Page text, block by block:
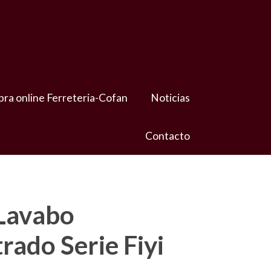
online Ferreteria-Cofan Noticias
Contacto
Serie Fiyi